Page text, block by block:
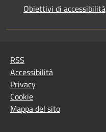
Obiettivi di accessibilità
RSS
Accessibilità
Privacy
Cookie
Mappa del sito